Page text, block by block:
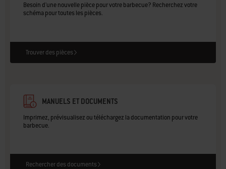
Besoin d'une nouvelle pièce pour votre barbecue? Recherchez votre
schéma pour toutes les pièces.
Trouver des pièces
MANUELS ET DOCUMENTS
Imprimez, prévisualisez ou téléchargez la documentation pour votre
barbecue.
Rechercher des documents